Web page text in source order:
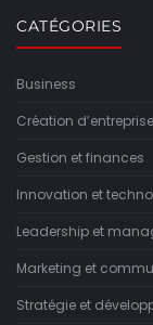
CATÉGORIES
Business
Création d’entreprise
Gestion et finances
Innovation et
Leadership et
Marketing et
Stratégie et